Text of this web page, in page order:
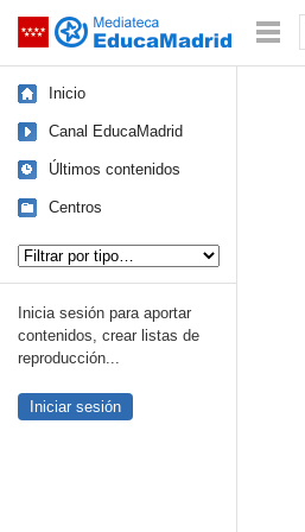
Saltar navegación
Inicio
Canal EducaMadrid
Últimos contenidos
Centros
Inicia sesión para aportar
contenidos, crear listas de
reproducción...
Iniciar sesión